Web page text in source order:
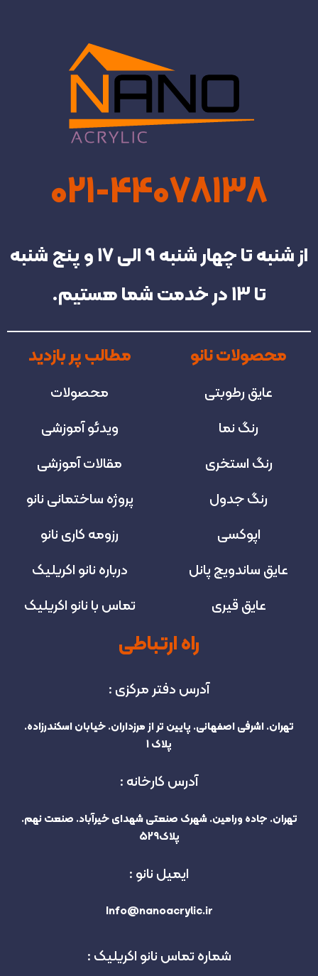
021-44078138
از شنبه تا چهار شنبه‌ 9 الی 17 و پنج شنبه
تا 13 در خدمت شما هستیم.
محصولات نانو
عایق رطوبتی
رنگ نما
رنگ استخری
رنگ جدول
اپوکسی
عایق ساندویچ پانل
عایق قیری
مطالب پر بازدید
محصولات
ویدئو آموزشی
مقالات آموزشی
پروژه‌ ساختمانی نانو
رزومه کاری نانو
درباره نانو اکریلیک
تماس با نانو اکریلیک
راه ارتباطی
آدرس دفتر مرکزی :
تهران. اشرفی اصفهانی. پایین تر از مرزداران. خیابان اسکندرزاده.
پلاک 1
آدرس کارخانه :
تهران. جاده ورامین. شهرک صنعتی شهدای خیرآباد. صنعت نهم.
پلاک529
ایمیل نانو :
Info@nanoacrylic.ir
شماره تماس نانو اکریلیک :